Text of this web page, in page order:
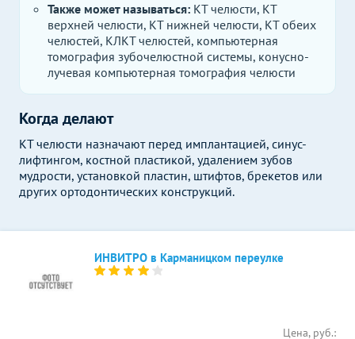
Также может называться: КТ челюсти, КТ
верхней челюсти, КТ нижней челюсти, КТ обеих
челюстей, КЛКТ челюстей, компьютерная
томография зубочелюстной системы, конусно-
лучевая компьютерная томография челюсти
Когда делают
КТ челюсти назначают перед имплантацией, синус-
лифтингом, костной пластикой, удалением зубов
мудрости, установкой пластин, штифтов, брекетов или
других ортодонтических конструкций.
ИНВИТРО в Карманицком переулке
Цена, руб.: